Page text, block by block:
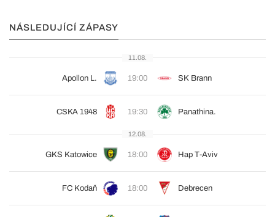
NÁSLEDUJÍCÍ ZÁPASY
11.08.
Apollon L. 19:00 SK Brann
CSKA 1948 19:30 Panathina.
12.08.
GKS Katowice 18:00 Hap T-Aviv
FC Kodaň 18:00 Debrecen